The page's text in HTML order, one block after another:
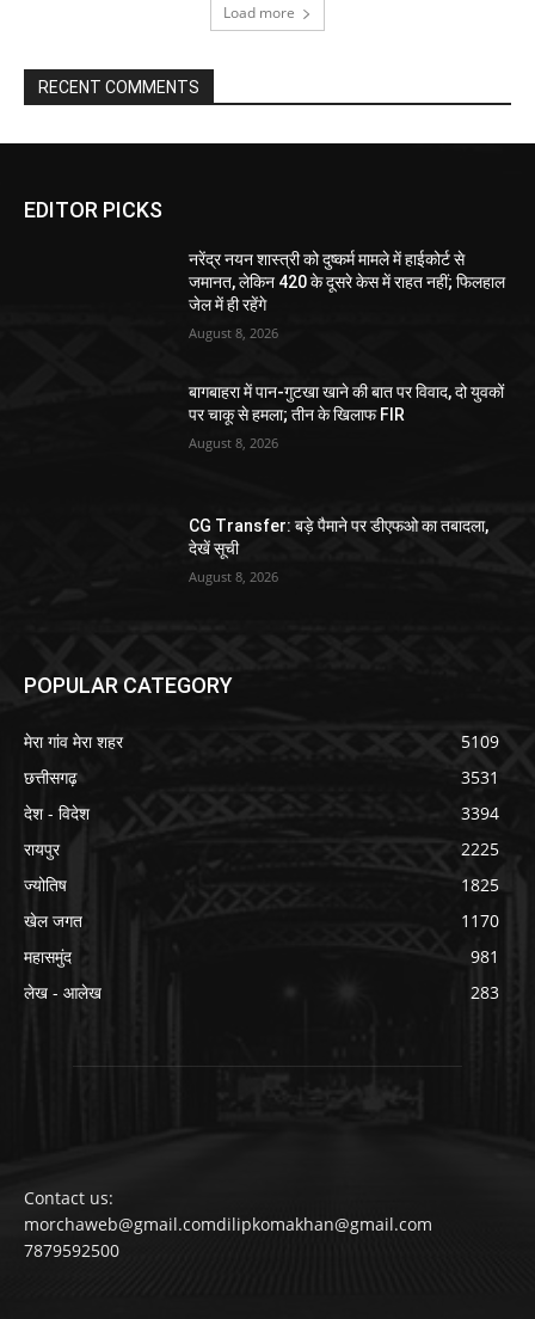
Load more
RECENT COMMENTS
EDITOR PICKS
नरेंद्र नयन शास्त्री को दुष्कर्म मामले में हाईकोर्ट से
जमानत, लेकिन 420 के दूसरे केस में राहत नहीं; फिलहाल
जेल में ही रहेंगे
August 8, 2026
बागबाहरा में पान-गुटखा खाने की बात पर विवाद, दो युवकों
पर चाकू से हमला; तीन के खिलाफ FIR
August 8, 2026
CG Transfer: बड़े पैमाने पर डीएफओ का तबादला,
देखें सूची
August 8, 2026
POPULAR CATEGORY
मेरा गांव मेरा शहर
5109
छत्तीसगढ़
3531
देश - विदेश
3394
रायपुर
2225
ज्योतिष
1825
खेल जगत
1170
महासमुंद
981
लेख - आलेख
283
Contact us:
morchaweb@gmail.comdilipkomakhan@gmail.com
7879592500